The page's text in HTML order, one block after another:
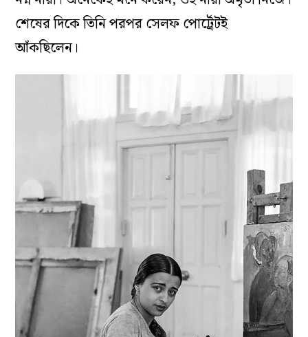
শেষের দিকে তিনি পরপর সেলফ পোর্ট্রেটই
আঁকছিলেন।